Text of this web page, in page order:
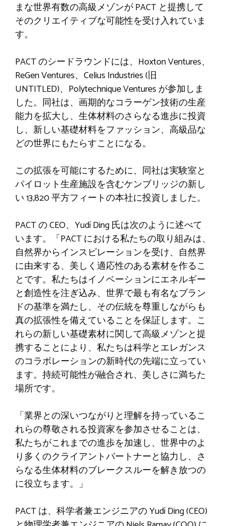
まな世界有数の高級メゾンが PACT と提携して
そのクリエイティブな可能性を受け入れていま
す。
PACT のシードラウンドには、Hoxton Ventures、
ReGen Ventures、Celius Industries (旧
UNTITLED)、Polytechnique Ventures が参加しま
した。同社は、画期的なコラーゲン技術の生産
能力を拡大し、生体材料のさらなる進歩に投資
し、新しい基礎材料をファッション、高級品な
どの世界にもたらすことになる。
この拡張を可能にするために、同社は実験室と
パイロット生産施設を含むケンブリッジの新し
い 13,820 平方フィートの本社に投資しました。
PACT の CEO、Yudí Ding 氏は次のように述べて
います。「PACT における私たちの取り組みは、
自然界からインスピレーションを受け、自然界
に由来する、美しく適応性のある素材を作るこ
とです。私たちはイノベーションにエネルギー
と創造性を注ぎ込み、世界で最も有名なブラン
ドの基準を満たし、その伝統を尊重しながらも
真の拡張性を備えていることを保証します。こ
れらの新しい基礎素材に関して高級メゾンと提
携することにより、私たちは科学とエレガンス
のコラボレーションの新時代の先端に立ってい
ます。持続可能性が融合され、美しさに満ちた
場所です。
「業界との深いつながりと理解を持っているこ
れらの尊敬される投資家を参加させることは、
私たちがこれまでの進歩を加速し、世界中のよ
り多くのクライアントパートナーと協力し、さ
らなる生体材料のブレークスルーを解き放つの
に役立ちます。」
PACT は、科学者兼エンジニアの Yudí Ding (CEO)